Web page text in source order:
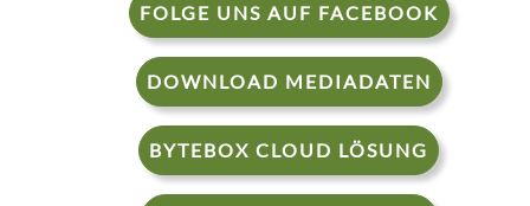
FOLGE UNS AUF FACEBOOK
DOWNLOAD MEDIADATEN
BYTEBOX CLOUD LÖSUNG